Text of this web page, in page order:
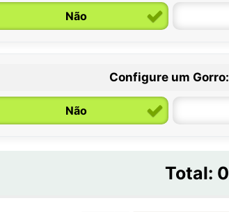
Não
Configure um Gorro:
Não
Total: 0